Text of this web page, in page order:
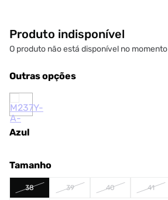
Produto indisponível
O produto não está disponível no momento
Outras opções
Azul
Tamanho
38 39 40 41